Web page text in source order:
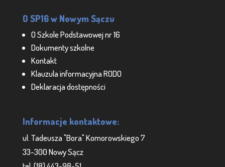
O SP16 w Nowym Sączu
O Szkole Podstawowej nr 16
Dokumenty szkolne
Kontakt
Klauzula informacyjna RODO
Deklaracja dostępności
Informacje kontaktowe:
ul. Tadeusza "Bora" Komorowskiego 7
33-300 Nowy Sącz